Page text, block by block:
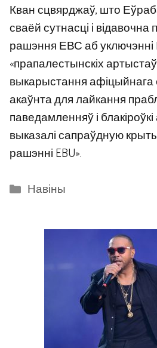
Кван сцвярджаў, што
сваёй сутнасці і
рашэння ЕВС аб уключэнні
«прапалестынскіх
выкарыстання
акаўнта для лайкання
паведамленняў і блакіроўкі
выказалі сапраўдную
рашэнні EBU».
Categories
Навіны